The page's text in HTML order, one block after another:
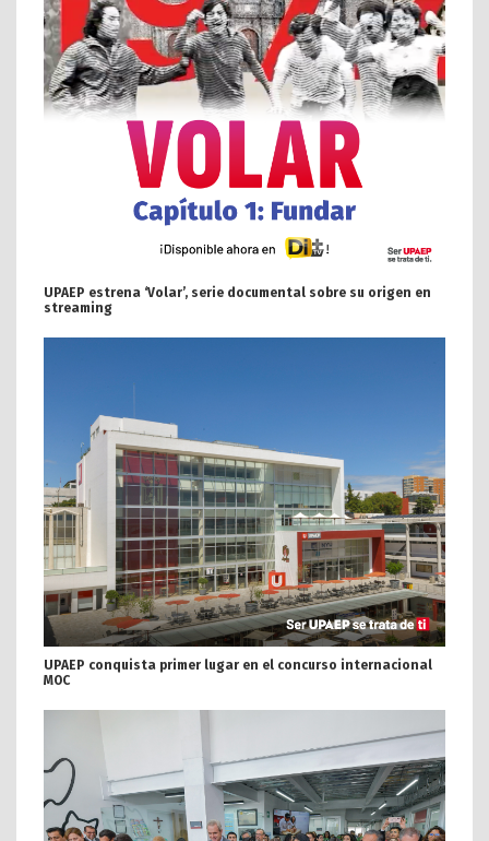
UPAEP estrena ‘Volar’, serie documental sobre su origen en
streaming
UPAEP conquista primer lugar en el concurso internacional
MOC